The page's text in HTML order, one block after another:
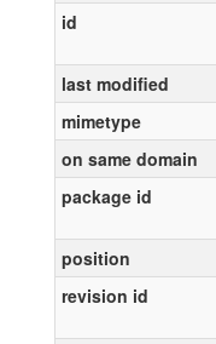
id
last modified
mimetype
on same domain
package id
position
revision id